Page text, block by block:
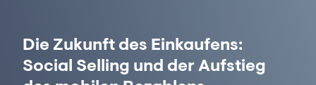
Die Zukunft des Einkaufens:
Social Selling und der Aufstieg